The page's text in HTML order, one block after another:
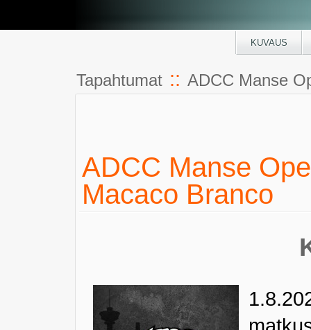
KUVAUS
Tapahtumat :: ADCC Manse
ADCC Manse
Macaco Branco